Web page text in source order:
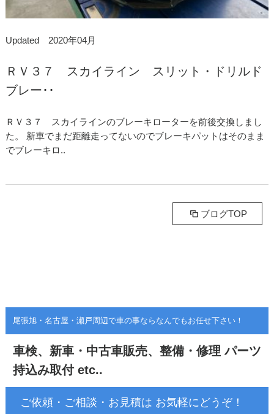
Updated 2020年04月
ＲＶ３７ スカイライン スリット・ドリルド
ブレー･･
ＲＶ３７ スカイラインのブレーキローターを前後交換しまし
た。 新車でまだ距離走ってないのでブレーキパットはそのまま
でブレーキロ..
ブログTOP
尾張旭・名古屋・瀬戸周辺で車の事ならなんでもお任せ下さい！
車検、新車・中古車販売、整備・修理 パーツ
持込み取付 etc..
ご依頼・ご相談・お見積は お気軽にどうぞ！